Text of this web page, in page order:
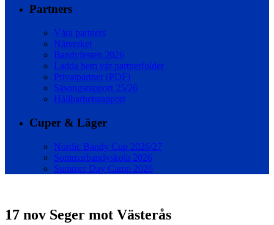
Partners
Våra partners
Nätverket
Bandyfesten 2026
Ladda hem vår partnerfolder
Privatpartner (PDF)
Säsongsrapport 25/26
Hållbarhetsrapport
Cuper & Läger
Nordic Bandy Cup 2026/27
Sommarbandyskola 2026
Summer Day Camp 2026
17 nov Seger mot Västerås